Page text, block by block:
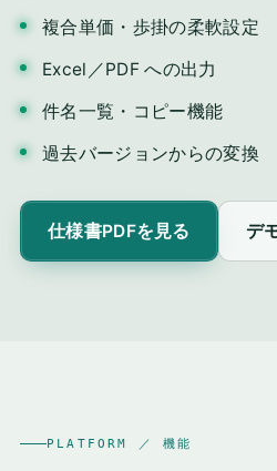
複合単価・歩掛の柔軟設定
Excel／PDF への出力
件名一覧・コピー機能
過去バージョンからの変換
仕様書PDFを見る デ
PLATFORM ／ 機能